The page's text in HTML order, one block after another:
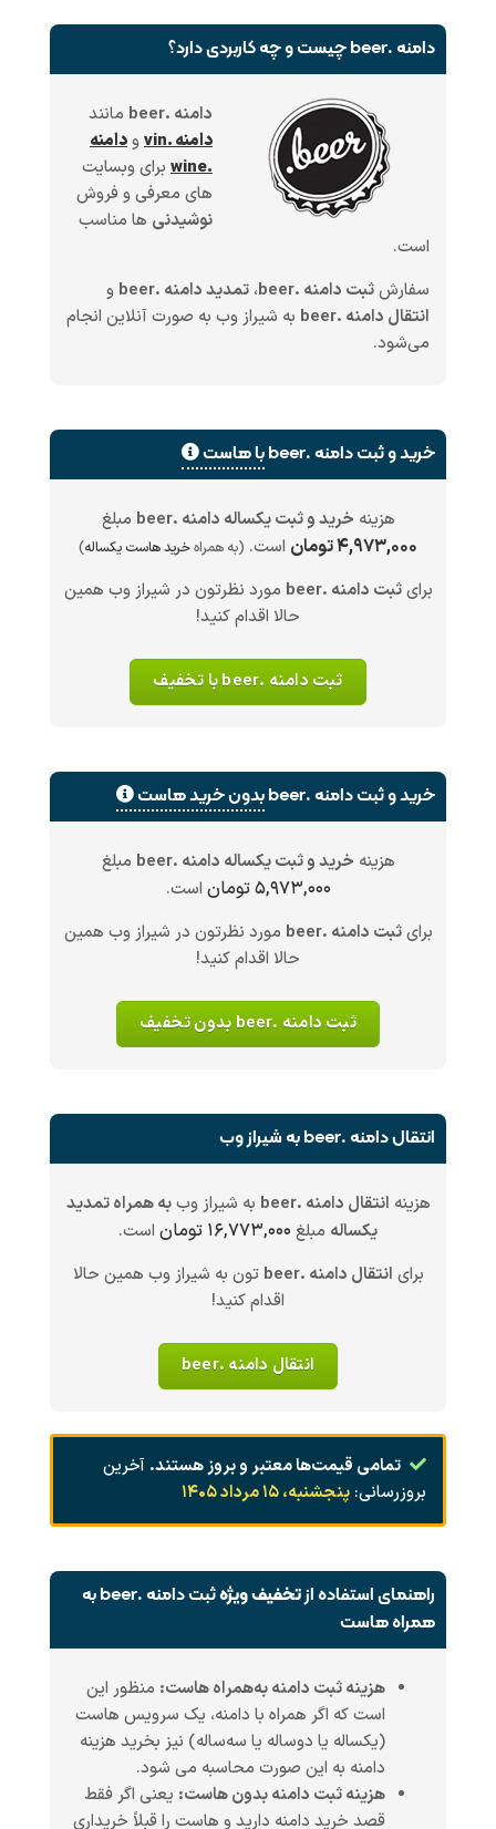
دامنه .beer چیست و چه کاربردی دارد؟
دامنه .beer
مانند
دامنه .vin
ودامنه
.wine
برای وبسایت
های معرفی و فروش
نوشیدنی ها مناسب
است.
سفارشثبت دامنه .beer ، تمدید دامنه .beer
و
انتقال دامنه .beer
به شیراز وب به صورت آنلاین انجام
می‌شود.
خرید و ثبت دامنه .beer با هاست
هزینه خرید و ثبت یکساله دامنه .beer مبلغ
۴,۹۷۳,۰۰۰ تومان است. (به همراهخرید هاست یکساله)
برایثبت دامنه .beer
مورد نظرتون در شیراز وب همین
حالا اقدام کنید!
ثبت دامنه .beer با تخفیف
خرید و ثبت دامنه .beer بدون خرید هاست
هزینه خرید و ثبت یکساله دامنه .beer مبلغ
۵,۹۷۳,۰۰۰ تومان
است.
برایثبت دامنه .beer
مورد نظرتون در شیراز وب همین
حالا اقدام کنید!
ثبت دامنه .beer بدون تخفیف
انتقال دامنه .beer به شیراز وب
هزینه انتقال دامنه .beer به شیراز وببه همراه تمدید
یکساله مبلغ ۱۶,۷۷۳,۰۰۰ تومان
است.
برای انتقال دامنه .beer
تون به شیراز وب همین حالا
اقدام کنید!
انتقال دامنه .beer
تمامی قیمت‌ها معتبر و بروز هستند. آخرین
بروزرسانی: پنجشنبه، ۱۵ مرداد ۱۴۰۵
راهنمای استفاده ازتخفیف ویژه
ثبت دامنه .beer به
همراه هاست
هزینه ثبت دامنه به‌همراه هاست: منظور این
است که اگر همراه با دامنه، یک سرویس هاست
(یکساله یا دوساله یا سه‌ساله) نیز بخرید هزینه
دامنه به این صورت محاسبه می شود.
هزینه ثبت دامنه بدون هاست: یعنی اگر فقط
قصد خرید دامنه دارید و هاست را قبلاً خریداری